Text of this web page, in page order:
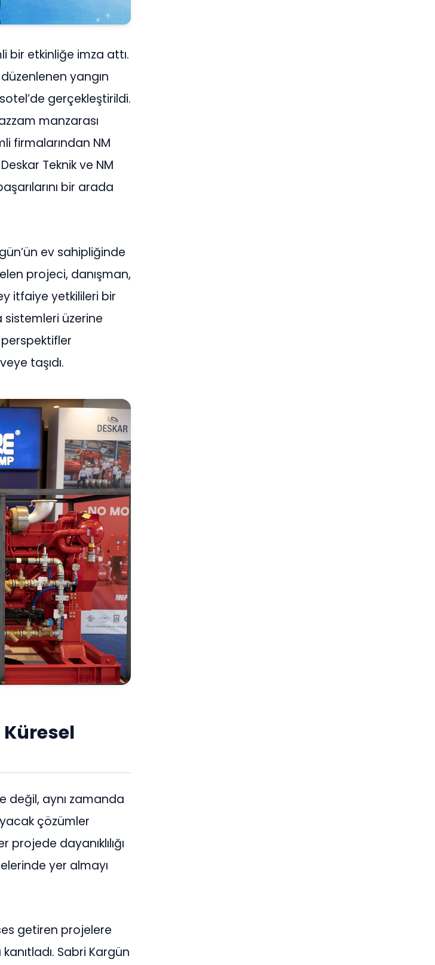
bir etkinliğe imza attı.
yangın
gerçekleştirildi.
manzarası
firmalarından NM
Teknik ve NM
bir arada
ev sahipliğinde
projeci, danışman,
itfaiye yetkilileri bir
üzerine
perspektifler
taşıdı.
değil, aynı zamanda
çözümler
dayanıklılığı
yer almayı
getiren projelere
Sabri Kargün